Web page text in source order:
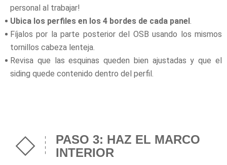
personal al trabajar!
Ubica los perfiles en los 4 bordes de cada panel
Fíjalos por la parte posterior del OSB usando los mismos
tornillos cabeza lenteja.
Revisa que las esquinas queden bien ajustadas y que el
siding quede contenido dentro del perfil.
PASO 3: HAZ EL MARCO
INTERIOR